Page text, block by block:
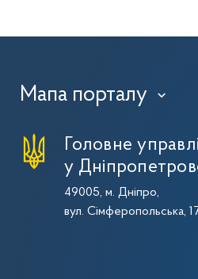
Мапа порталу ›
Головне
у
49005, м. Дніпро,
вул. Сімферопольська,